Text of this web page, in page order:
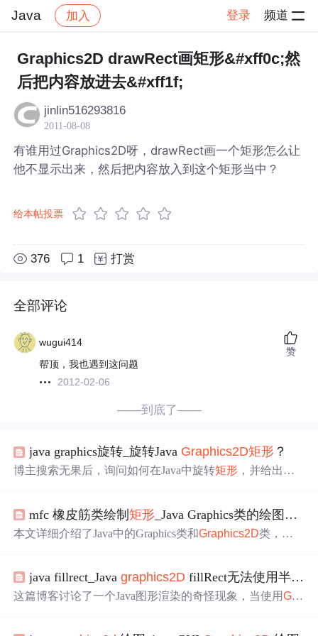
Java 加入 登录 频道
社区 Java 帖子详情
Graphics2D drawRect画矩形&#xff0c;然
后把内容放进去&#xff1f;
jinlin516293816
2011-08-08
有谁用过Graphics2D呀，drawRect画一个矩形怎么让
他不显示出来，然后把内容放入到这个矩形当中？
给本帖投票
376 1 打赏
全部评论
wugui414
帮顶，我也遇到这问题
2012-02-06
赞
——到底了——
java graphics旋转_旋转Java Graphics2D矩形 ？
博主搜索无果后，询问如何在Java中旋转矩形 ，并给出初
完整代码。
mfc 橡皮筋类绘制矩形 _Java Graphics类的绘图方法
本文详细介绍了Java中的Graphics类和Graphics2D类，用
()、drawOval()、drawArc()等，还涉及了如何填充颜色、画
三维矩形、擦除图形以及图形复制。此外，还提到了如何
java fillrect_Javagraphics2D fillRect无法使用半透明颜色正常...
这篇博客讨论了一个Java图形渲染的奇怪现象，当使用Gra